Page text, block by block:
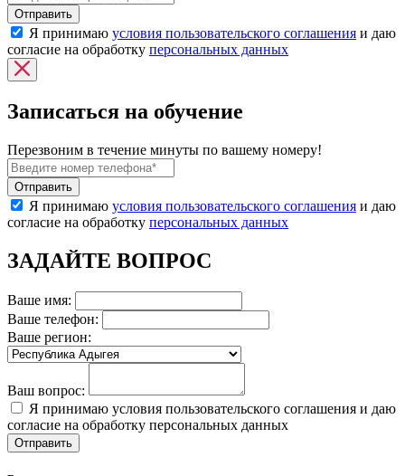
Я принимаю условия пользовательского соглашения и даю
согласие на обработку персональных данных
Записаться на обучение
Перезвоним в течение минуты по вашему номеру!
Я принимаю условия пользовательского соглашения и даю
согласие на обработку персональных данных
ЗАДАЙТЕ ВОПРОС
Ваше имя:
Ваше телефон:
Ваше регион:
Ваш вопрос:
Я принимаю условия пользовательского соглашения и даю
согласие на обработку персональных данных